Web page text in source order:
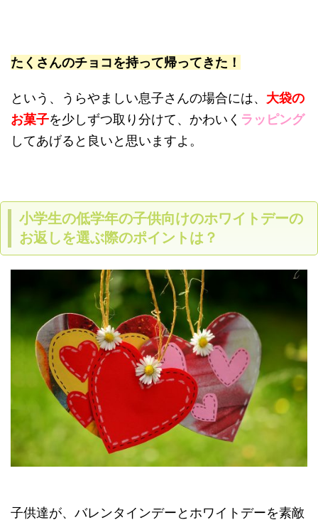
たくさんのチョコを持って帰ってきた！
という、うらやましい息子さんの場合には、 大袋の
お菓子を少しずつ取り分けて、かわいく ラッピング
してあげると良いと思いますよ。
小学生の低学年の子供向けのホワイトデーの
お返しを選ぶ際のポイントは？
子供達が、バレンタインデーとホワイトデーを素敵